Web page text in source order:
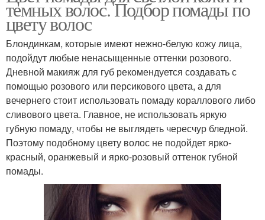
темных волос. Подбор помады по
цвету волос
Блондинкам, которые имеют нежно-белую кожу лица,
подойдут любые ненасыщенные оттенки розового.
Дневной макияж для губ рекомендуется создавать с
помощью розового или персикового цвета, а для
вечернего стоит использовать помаду кораллового либо
сливового цвета. Главное, не использовать яркую
губную помаду, чтобы не выглядеть чересчур бледной.
Поэтому подобному цвету волос не подойдет ярко-
красный, оранжевый и ярко-розовый оттенок губной
помады.